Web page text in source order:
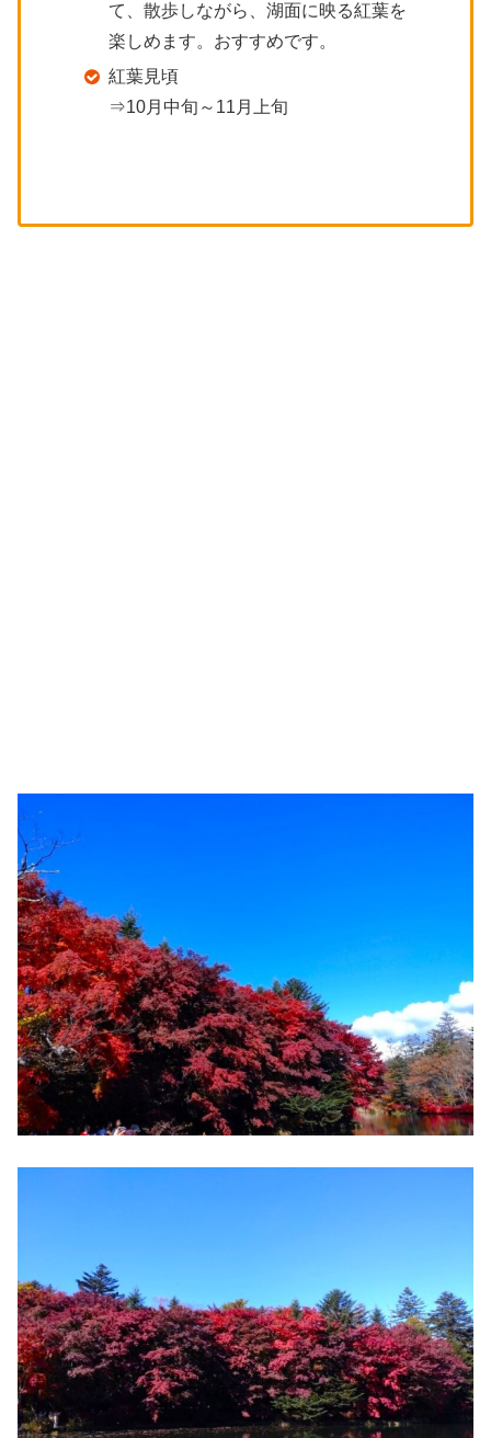
て、散歩しながら、湖面に映る紅葉を
楽しめます。おすすめです。
紅葉見頃
⇒10月中旬～11月上旬